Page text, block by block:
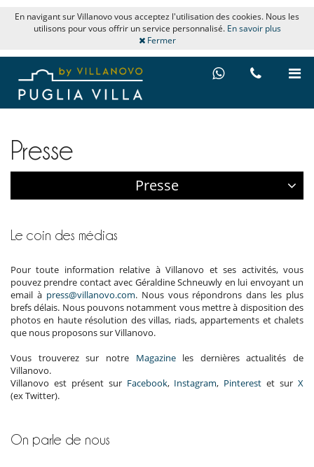
En navigant sur Villanovo vous acceptez l'utilisation des cookies. Nous les
utilisons pour vous offrir un service personnalisé. En savoir plus
Fermer
Presse
Presse
Le coin des médias
Pour toute information relative à Villanovo et ses activités, vous
pouvez prendre contact avec Géraldine Schneuwly en lui envoyant un
email à press@villanovo.com. Nous vous répondrons dans les plus
brefs délais. Nous pouvons notamment vous mettre à disposition des
photos en haute résolution des villas, riads, appartements et chalets
que nous proposons sur Villanovo.
Vous trouverez sur notre Magazineles dernières actualités de
Villanovo.
Villanovo est présent sur Facebook, Instagram, Pinterest et surX
(ex Twitter).
On parle de nous